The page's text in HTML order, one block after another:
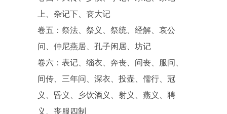
上、杂记下、丧大记
卷五：祭法、祭义、祭统、经解、哀公
问、仲尼燕居、孔子闲居、坊记
卷六：表记、缁衣、奔丧、问丧、服问、
间传、三年问、深衣、投壶、儒行、冠
义、昏义、乡饮酒义、射义、燕义、聘
义、丧服四制